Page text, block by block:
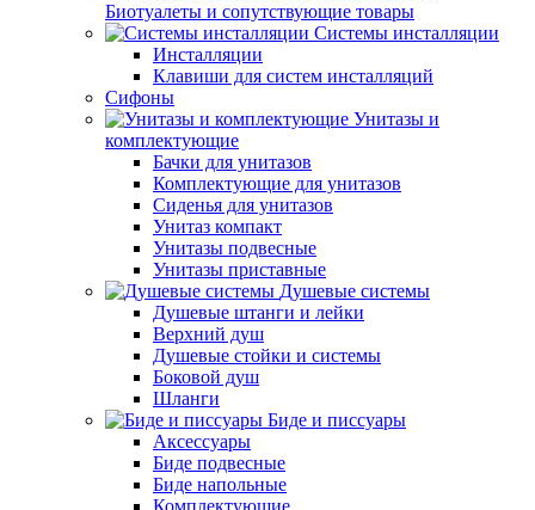
Биотуалеты и сопутствующие товары
Системы инсталляции
Инсталляции
Клавиши для систем инсталляций
Сифоны
Унитазы и
комплектующие
Бачки для унитазов
Комплектующие для унитазов
Сиденья для унитазов
Унитаз компакт
Унитазы подвесные
Унитазы приставные
Душевые системы
Душевые штанги и лейки
Верхний душ
Душевые стойки и системы
Боковой душ
Шланги
Биде и писсуары
Аксессуары
Биде подвесные
Биде напольные
Комплектующие